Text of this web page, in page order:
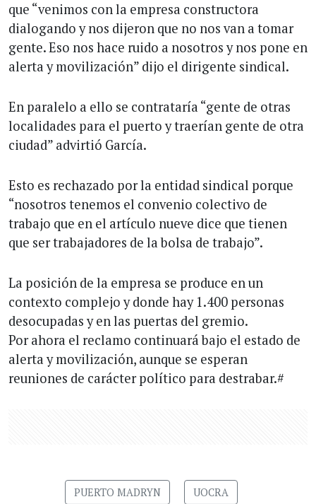
que “venimos con la empresa constructora
dialogando y nos dijeron que no nos van a tomar
gente. Eso nos hace ruido a nosotros y nos pone en
alerta y movilización” dijo el dirigente sindical.
En paralelo a ello se contrataría “gente de otras
localidades para el puerto y traerían gente de otra
ciudad” advirtió García.
Esto es rechazado por la entidad sindical porque
“nosotros tenemos el convenio colectivo de
trabajo que en el artículo nueve dice que tienen
que ser trabajadores de la bolsa de trabajo”.
La posición de la empresa se produce en un
contexto complejo y donde hay 1.400 personas
desocupadas y en las puertas del gremio.
Por ahora el reclamo continuará bajo el estado de
alerta y movilización, aunque se esperan
reuniones de carácter político para destrabar.#
PUERTO MADRYN UOCRA